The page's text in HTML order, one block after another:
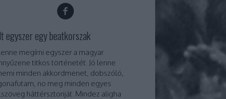
egyszer egy beatkorszak
megírni egyszer a magyar
titkos történetét. Jó lenne
minden akkordmenet, dobszóló,
no meg minden egyes
háttérsztoriját. Mindez aligha